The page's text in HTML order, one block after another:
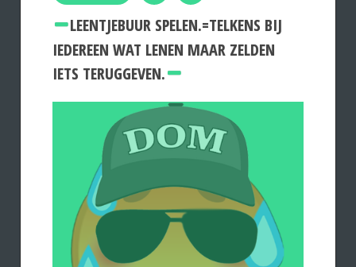
LEENTJEBUUR SPELEN.=TELKENS BIJ
IEDEREEN WAT LENEN MAAR ZELDEN
IETS TERUGGEVEN.